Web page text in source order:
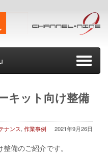
ット向け整備
2021年9月26日
ナンス, 作業事例
備のご紹介です。